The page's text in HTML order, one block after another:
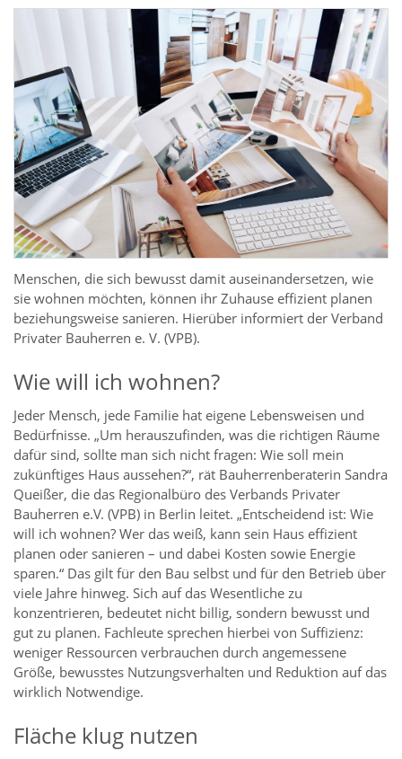
Menschen, die sich bewusst damit auseinandersetzen, wie
sie wohnen möchten, können ihr Zuhause effizient planen
beziehungsweise sanieren. Hierüber informiert der Verband
Privater Bauherren e. V. (VPB).
Wie will ich wohnen?
Jeder Mensch, jede Familie hat eigene Lebensweisen und
Bedürfnisse. „Um herauszufinden, was die richtigen Räume
dafür sind, sollte man sich nicht fragen: Wie soll mein
zukünftiges Haus aussehen?“, rät Bauherrenberaterin Sandra
Queißer, die das Regionalbüro des Verbands Privater
Bauherren e.V. (VPB) in Berlin leitet. „Entscheidend ist: Wie
will ich wohnen? Wer das weiß, kann sein Haus effizient
planen oder sanieren – und dabei Kosten sowie Energie
sparen.“ Das gilt für den Bau selbst und für den Betrieb über
viele Jahre hinweg. Sich auf das Wesentliche zu
konzentrieren, bedeutet nicht billig, sondern bewusst und
gut zu planen. Fachleute sprechen hierbei von Suffizienz:
weniger Ressourcen verbrauchen durch angemessene
Größe, bewusstes Nutzungsverhalten und Reduktion auf das
wirklich Notwendige.
Fläche klug nutzen